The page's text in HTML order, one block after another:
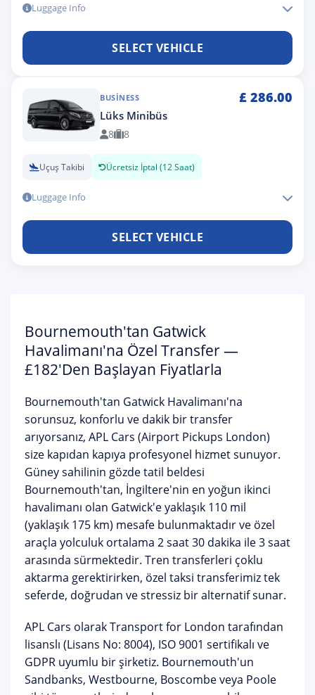
Luggage Info
SELECT VEHICLE
BUSINESS £ 286.00
Lüks Minibüs
8 8
Uçuş Takibi Ücretsiz İptal (12 Saat)
Luggage Info
SELECT VEHICLE
Bournemouth'tan Gatwick
Havalimanı'na Özel Transfer —
£182'den Başlayan Fiyatlarla
Bournemouth'tan Gatwick Havalimanı'na
sorunsuz, konforlu ve dakik bir transfer
arıyorsanız, APL Cars (Airport Pickups London)
size kapıdan kapıya profesyonel hizmet sunuyor.
Güney sahilinin gözde tatil beldesi
Bournemouth'tan, İngiltere'nin en yoğun ikinci
havalimanı olan Gatwick'e yaklaşık 110 mil
(yaklaşık 175 km) mesafe bulunmaktadır ve özel
araçla yolculuk ortalama 2 saat 30 dakika ile 3 saat
arasında sürmektedir. Tren transferleri çoklu
aktarma gerektirirken, özel taksi transferimiz tek
seferde, doğrudan ve stressiz bir alternatif sunar.
APL Cars olarakTransport for London tarafından
lisanslı (Lisans No: 8004), ISO 9001 sertifikalı ve
GDPR uyumlu bir şirketiz. Bournemouth'un
Sandbanks, Westbourne, Boscombe veya Poole